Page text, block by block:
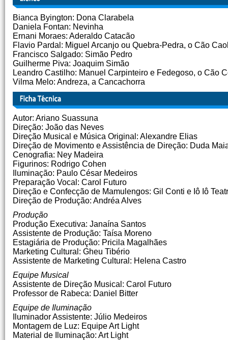
Bianca Byington: Dona Clarabela
Daniela Fontan: Nevinha
Ernani Moraes: Aderaldo Catacão
Flavio Pardal: Miguel Arcanjo ou Quebra-Pedra, o Cão
Francisco Salgado: Simão Pedro
Guilherme Piva: Joaquim Simão
Leandro Castilho: Manuel Carpinteiro e Fedegoso, o Cão
Vilma Melo: Andreza, a Cancachorra
Autor: Ariano Suassuna
Direção: João das Neves
Direção Musical e Música Original: Alexandre Elias
Direção de Movimento e Assistência de Direção: Duda
Cenografia: Ney Madeira
Figurinos: Rodrigo Cohen
Iluminação: Paulo César Medeiros
Preparação Vocal: Carol Futuro
Direção e Confecção de Mamulengos: Gil Conti e Iô Iô
Direção de Produção: Andréa Alves
Produção
Produção Executiva: Janaína Santos
Assistente de Produção: Taísa Moreno
Estagiária de Produção: Pricila Magalhães
Marketing Cultural: Gheu Tibério
Assistente de Marketing Cultural: Helena Castro
Equipe Musical
Assistente de Direção Musical: Carol Futuro
Professor de Rabeca: Daniel Bitter
Equipe de Iluminação
Iluminador Assistente: Júlio Medeiros
Montagem de Luz: Equipe Art Light
Material de Iluminação: Art Light